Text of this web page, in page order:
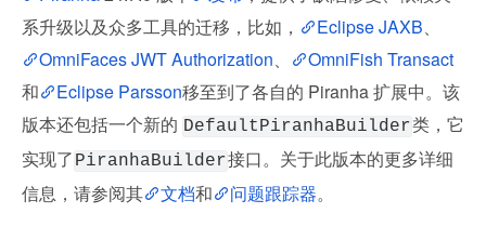
系升级以及众多工具的迁移，比如，
Eclipse JAXB、
OmniFaces JWT Authorization、
OmniFish Transact
和
Eclipse Parsson移至到了各自的 Piranha 扩展中。该
版本还包括一个新的 DefaultPiranhaBuilder类，它
实现了 PiranhaBuilder接口。关于此版本的更多详细
信息，请参阅其
文档和 问题跟踪器。